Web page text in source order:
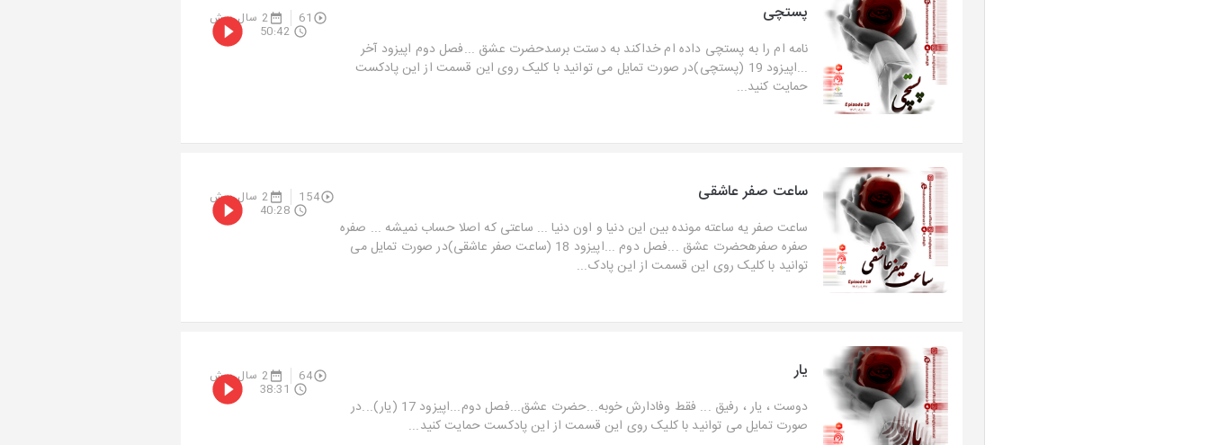
پستچی 61 2 سال پیش
نامه ام را به پستچی داده ام خداکند به دستت برسدحضرت عشق ...فصل دوم اپیزود آخر
...اپیزود 19 (پستچی)در صورت تمایل می توانید با کلیک روی این قسمت از این پادکست
حمایت کنید...
50:42
ساعت صفر عاشقی 154 2 سال پیش
ساعت صفر یه ساعته مونده بین این دنیا و اون دنیا ... ساعتی که اصلا حساب نمیشه ... صفره
صفره صفرهحضرت عشق ...فصل دوم ...اپیزود 18 (ساعت صفر عاشقی)در صورت تمایل می
توانید با کلیک روی این قسمت از این پادک...
40:28
یار 64 2 سال پیش
دوست ، یار ، رفیق ... فقط وفادارش خوبه...حضرت عشق...فصل دوم...اپیزود 17 (یار)...در
صورت تمایل می توانید با کلیک روی این قسمت از این پادکست حمایت کنید...
38:31